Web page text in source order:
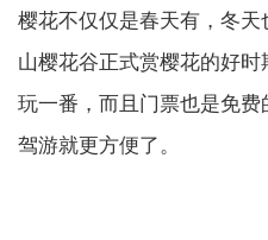
樱花不仅仅是春天有，冬
山樱花谷正式赏樱花的好
玩一番，而且门票也是免
驾游就更方便了。